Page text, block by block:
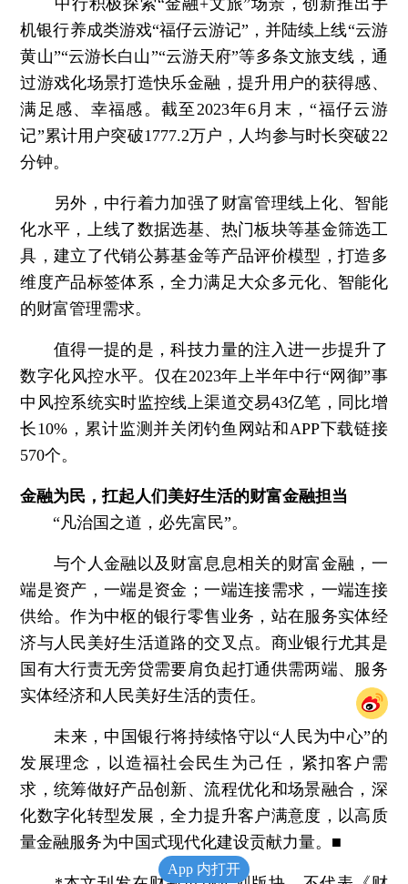
中行积极探索“金融+文旅”场景，创新推出手
机银行养成类游戏“福仔云游记”，并陆续上线“云游
黄山”“云游长白山”“云游天府”等多条文旅支线，通
过游戏化场景打造快乐金融，提升用户的获得感、
满足感、幸福感。截至2023年6月末，“福仔云游
记”累计用户突破1777.2万户，人均参与时长突破22
分钟。
另外，中行着力加强了财富管理线上化、智能
化水平，上线了数据选基、热门板块等基金筛选工
具，建立了代销公募基金等产品评价模型，打造多
维度产品标签体系，全力满足大众多元化、智能化
的财富管理需求。
值得一提的是，科技力量的注入进一步提升了
数字化风控水平。仅在2023年上半年中行“网御”事
中风控系统实时监控线上渠道交易43亿笔，同比增
长10%，累计监测并关闭钓鱼网站和APP下载链接
570个。
金融为民，扛起人们美好生活的财富金融担当
“凡治国之道，必先富民”。
与个人金融以及财富息息相关的财富金融，一
端是资产，一端是资金；一端连接需求，一端连接
供给。作为中枢的银行零售业务，站在服务实体经
济与人民美好生活道路的交叉点。商业银行尤其是
国有大行责无旁贷需要肩负起打通供需两端、服务
实体经济和人民美好生活的责任。
未来，中国银行将持续恪守以“人民为中心”的
发展理念，以造福社会民生为己任，紧扣客户需
求，统筹做好产品创新、流程优化和场景融合，深
化数字化转型发展，全力提升客户满意度，以高质
量金融服务为中国式现代化建设贡献力量。■
App 内打开